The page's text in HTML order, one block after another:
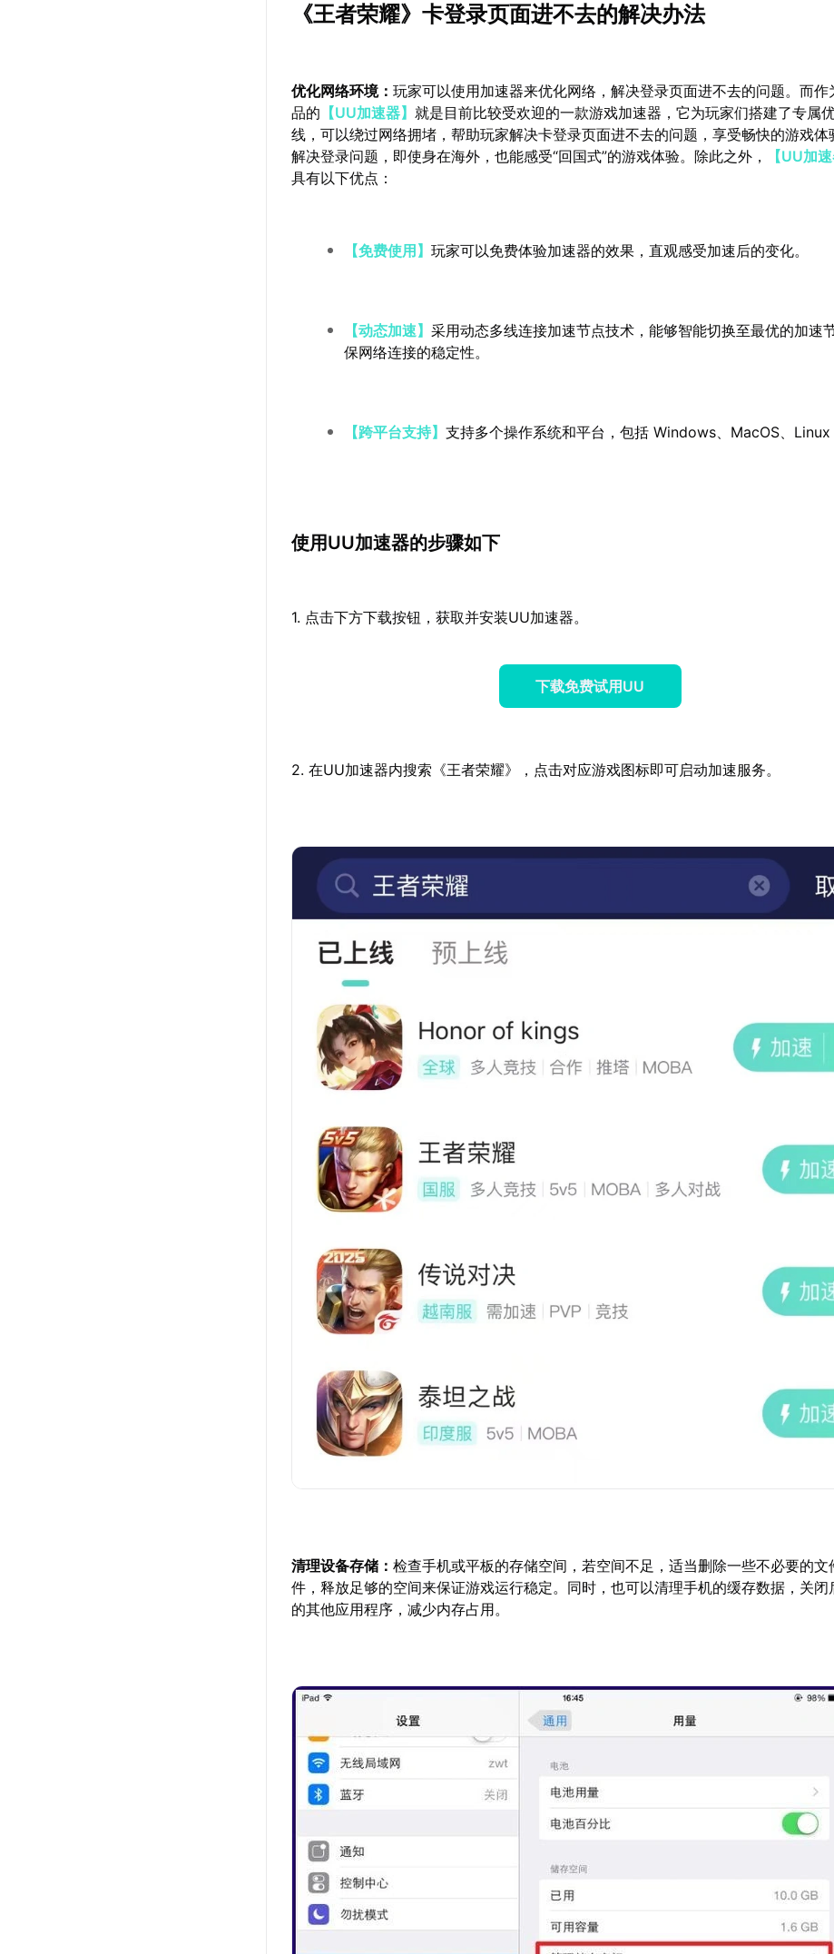
《王者荣耀》卡登录页面进不去的解决办法
优化网络环境：玩家可以使用加速器来优化网络，解决登录页面进不去的问题。而作
品的 【UU加速器】就是目前比较受欢迎的一款游戏加速器，它为玩家们搭建了专属
线，可以绕过网络拥堵，帮助玩家解决卡登录页面进不去的问题，享受畅快的游戏体
解决登录问题，即使身在海外，也能感受“回国式”的游戏体验。除此之外，
【UU加
具有以下优点：
【免费使用】玩家可以免费体验加速器的效果，直观感受加速后的变化。
【动态加速】采用动态多线连接加速节点技术，能够智能切换至最优的加速
保网络连接的稳定性。
【跨平台支持】支持多个操作系统和平台，包括 Windows、MacOS、Linux
使用UU加速器的步骤如下
1. 点击下方下载按钮，获取并安装UU加速器。
下载免费试用UU
2. 在UU加速器内搜索《王者荣耀》，点击对应游戏图标即可启动加速服务。
清理设备存储：检查手机或平板的存储空间，若空间不足，适当删除一些不必要的文
件，释放足够的空间来保证游戏运行稳定。同时，也可以清理手机的缓存数据，关闭
的其他应用程序，减少内存占用。